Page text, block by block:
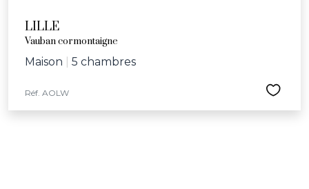
LILLE
Vauban cormontaigne
Maison 5 chambres
Réf. AOLW